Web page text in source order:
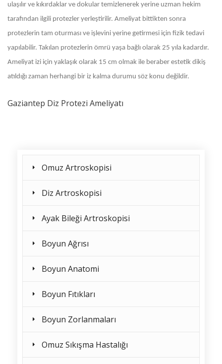
ulaşılır ve kıkırdaklar ve dokular temizlenerek yerine uzman hekim
tarafından ilgili protezler yerleştirilir. Ameliyat bittikten sonra
protezlerin tam oturması ve işlevini yerine getirmesi için fizik tedavi
yapılabilir. Takılan protezlerin ömrü yaşa bağlı olarak 25 yıla kadardır.
Ameliyat izi için yaklaşık olarak 15 cm olmak ile beraber estetik dikiş
atıldığı zaman herhangi bir iz kalma durumu söz konu değildir.
Gaziantep Diz Protezi Ameliyatı
Omuz Artroskopisi
Diz Artroskopisi
Ayak Bileği Artroskopisi
Boyun Ağrısı
Boyun Anatomi
Boyun Fıtıkları
Boyun Zorlanmaları
Omuz Sıkışma Hastalığı